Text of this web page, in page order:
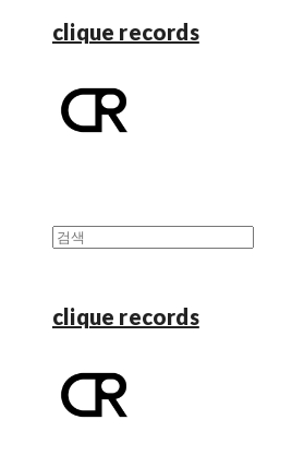
clique records
clique records